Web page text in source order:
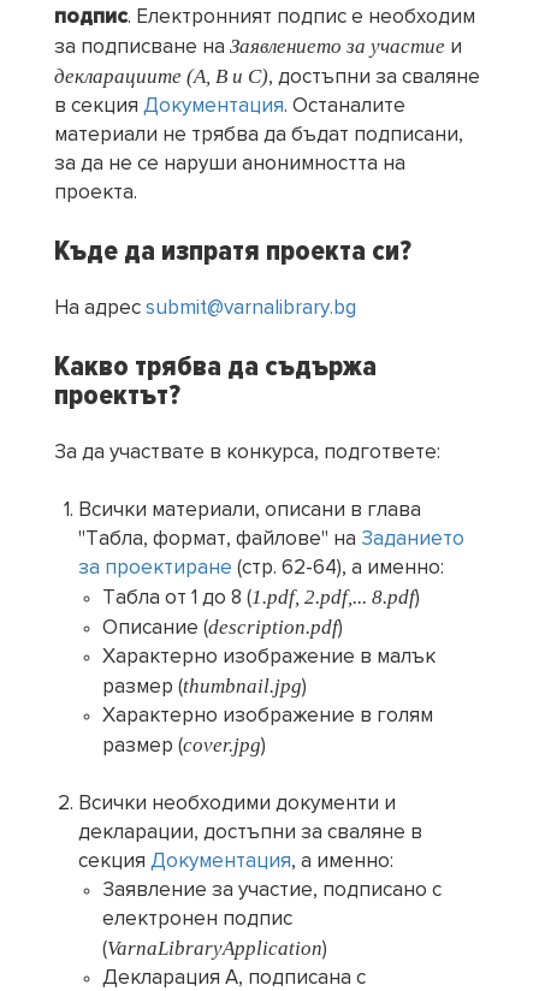
подпис. Eлектронният подпис е необходим
за подписване на Заявлението за участие и
декларациите (A, B и C), достъпни за сваляне
в секция Документация. Останалите
материали не трябва да бъдат подписани,
за да не се наруши анонимността на
проекта.
Къде да изпратя проекта си?
На адрес submit@varnalibrary.bg
Каквo трябва да съдържа
проектът?
За да участвате в конкурса, подгответе:
Всички материали, описани в глава
"Табла, формат, файлове" на Заданието
за проектиране (стр. 62-64), а именно:
Табла от 1 до 8 (1.pdf, 2.pdf,... 8.pdf)
Описание (description.pdf)
Характерно изображение в малък
размер (thumbnail.jpg)
Характерно изображение в голям
размер (cover.jpg)
Всички необходими документи и
декларации, достъпни за сваляне в
секция Документация, а именно:
Заявление за участие, подписано с
електронен подпис
(VarnaLibraryApplication)
Декларация А, подписана с